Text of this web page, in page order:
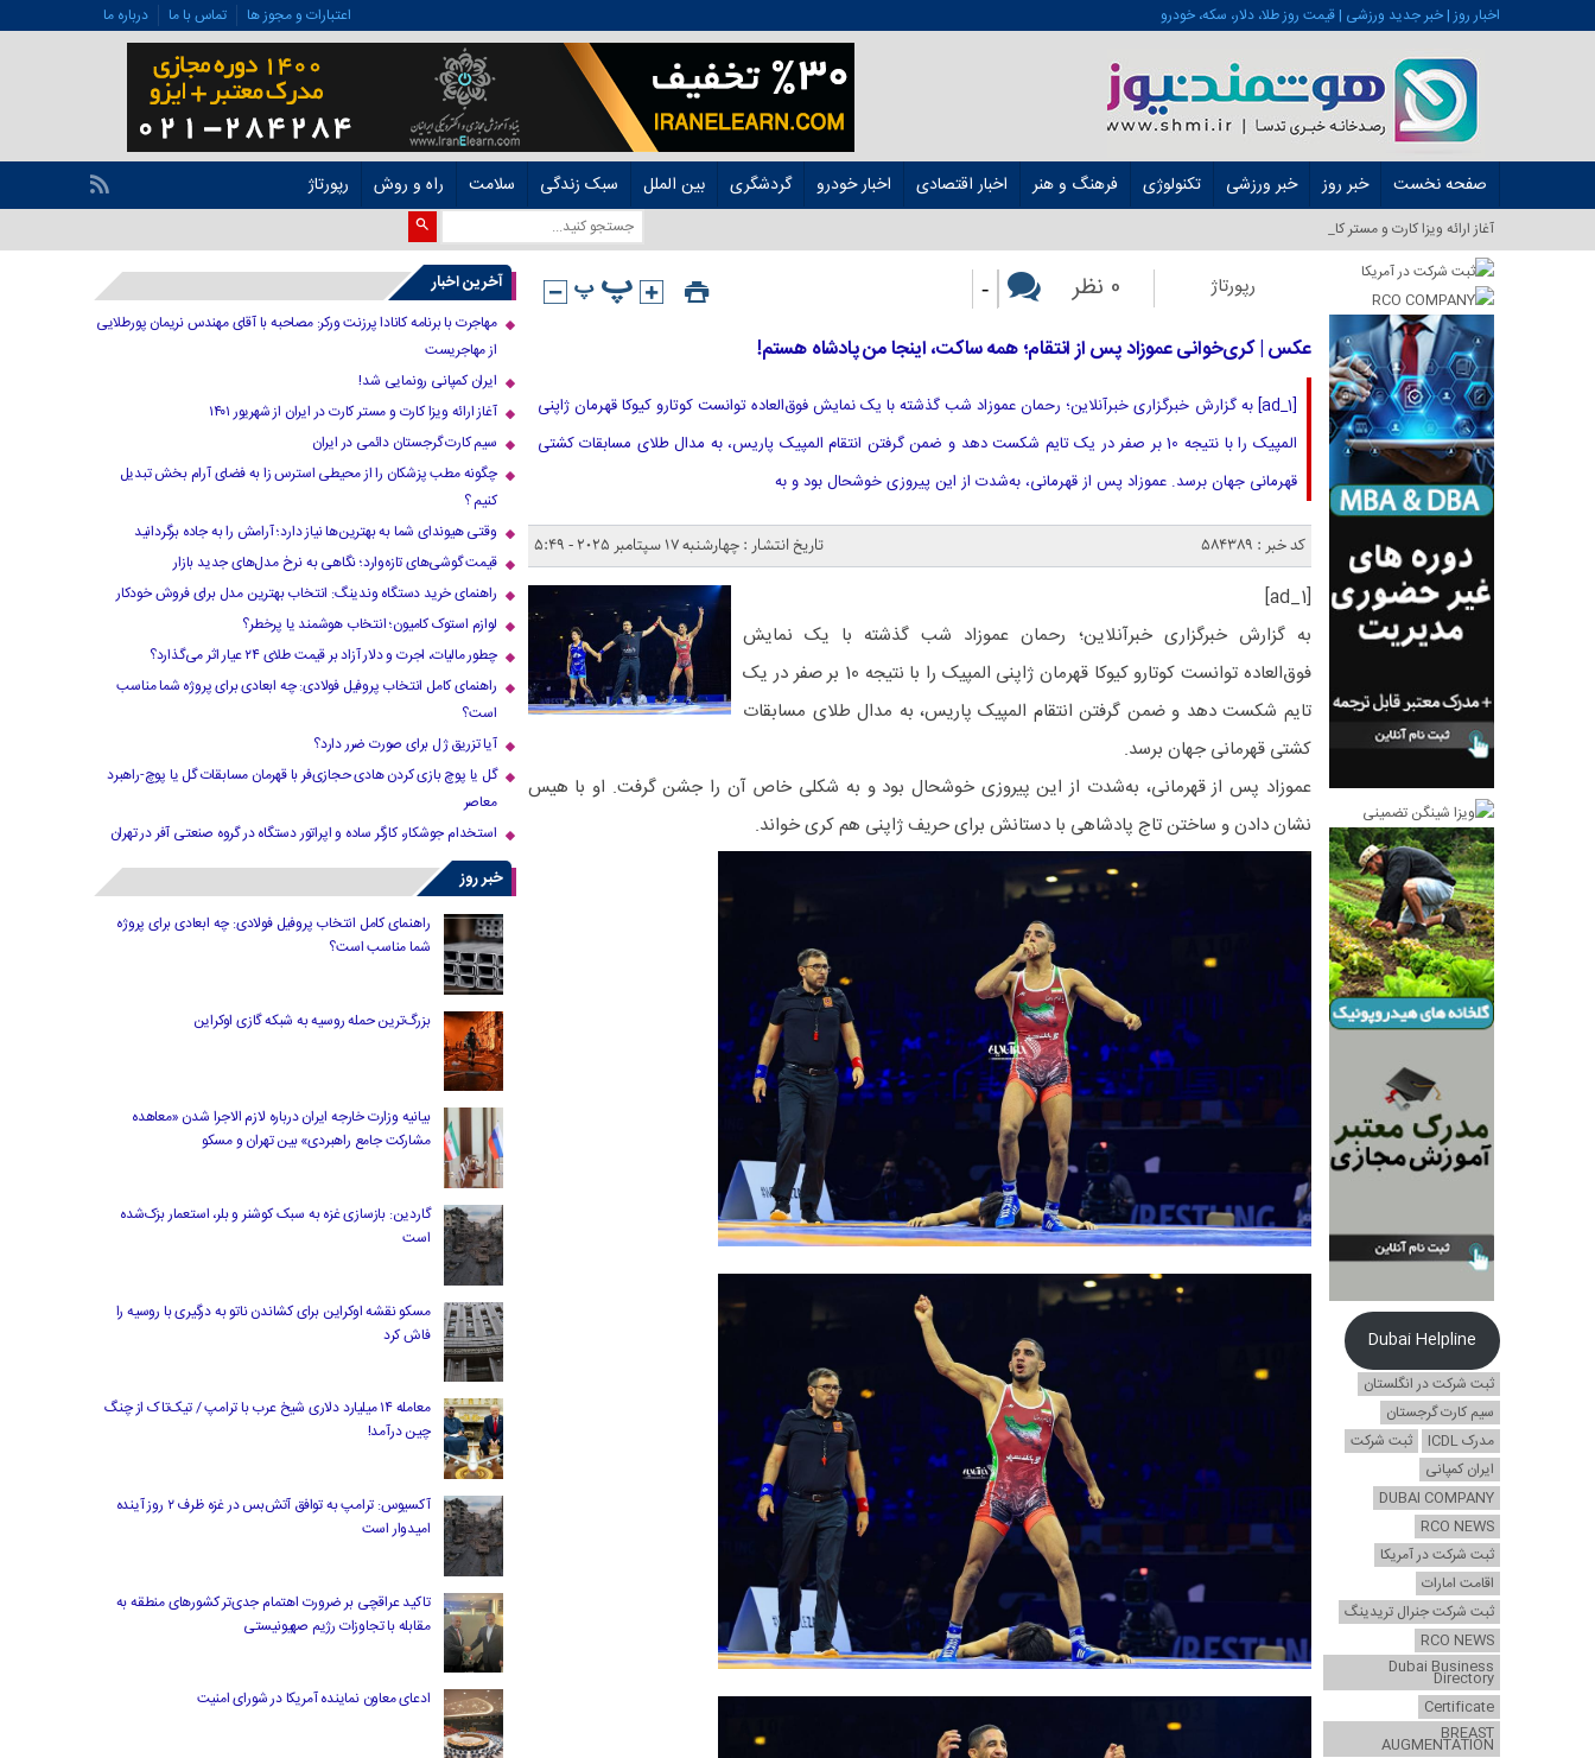
اخبار روز | خبر جدید ورزشی | قیمت روز طلا، دلار، سکه، خودرو اعتبارات و مجوز ها تماس با ما درباره ما
صفحه نخست خبر روز خبر ورزشی تکنولوژی فرهنگ و هنر اخبار اقتصادی اخبار خودرو گردشگری بین الملل سبک زندگی سلامت راه و روش رپورتاژ
آغاز ارائه ویزا کارت و مستر کارت در ایران از شه_
رپورتاژ 0 نظر -
عکس | کری‌خوانی عموزاد پس از انتقام؛ همه ساکت، اینجا من پادشاه هستم!
[ad_1] به گزارش خبرگزاری خبرآنلاین؛ رحمان عموزاد شب گذشته با یک نمایش فوق‌العاده توانست کوتارو کیوکا قهرمان ژاپنی
المپیک را با نتیجه 10 بر صفر در یک تایم شکست دهد و ضمن گرفتن انتقام المپیک پاریس، به مدال طلای مسابقات کشتی
قهرمانی جهان برسد. عموزاد پس از قهرمانی، به‌شدت از این پیروزی خوشحال بود و به
کد خبر : 584389 تاریخ انتشار : چهارشنبه 17 سپتامبر 2025 - 5:49
[ad_1]
به گزارش خبرگزاری خبرآنلاین؛ رحمان عموزاد شب گذشته با یک نمایش
فوق‌العاده توانست کوتارو کیوکا قهرمان ژاپنی المپیک را با نتیجه 10 بر صفر در یک
تایم شکست دهد و ضمن گرفتن انتقام المپیک پاریس، به مدال طلای مسابقات
کشتی قهرمانی جهان برسد.
عموزاد پس از قهرمانی، به‌شدت از این پیروزی خوشحال بود و به شکلی خاص آن را جشن گرفت. او با هیس
نشان دادن و ساختن تاج پادشاهی با دستانش برای حریف ژاپنی هم کری خواند.
Dubai Helpline
ثبت شرکت در انگلستان
سیم کارت گرجستان
مدرک ICDL
ثبت شرکت
ایران کمپانی
DUBAI COMPANY
RCO NEWS
ثبت شرکت در آمریکا
اقامت امارات
ثبت شرکت جنرال تریدینگ
RCO NEWS
Dubai Business
Directory
Certificate
BREAST
AUGMENTATION
آخرین اخبار
مهاجرت با برنامه کانادا پرزنت ورکر: مصاحبه با آقای مهندس نریمان پورطلایی
از مهاجریست
ایران کمپانی رونمایی شد!
آغاز ارائه ویزا کارت و مستر کارت در ایران از شهریور ۱۴۰۱
سیم کارت گرجستان دائمی در ایران
چگونه مطب پزشکان را از محیطی استرس زا به فضای آرام بخش تبدیل
کنیم ؟
وقتی هیوندای شما به بهترین‌ها نیاز دارد؛ آرامش را به جاده برگردانید
قیمت گوشی‌های تازه‌وارد؛ نگاهی به نرخ مدل‌های جدید بازار
راهنمای خرید دستگاه وندینگ: انتخاب بهترین مدل برای فروش خودکار
لوازم استوک کامیون؛ انتخاب هوشمند یا پرخطر؟
چطور مالیات، اجرت و دلار آزاد بر قیمت طلای ۲۴ عیار اثر می‌گذارد؟
راهنمای کامل انتخاب پروفیل فولادی: چه ابعادی برای پروژه شما مناسب
است؟
آیا تزریق ژل برای صورت ضرر دارد​؟
گل یا پوچ بازی کردن هادی حجازی‌فر با قهرمان مسابقات گل یا پوچ-راهبرد
معاصر
استخدام جوشکار، کارگر ساده و اپراتور دستگاه در گروه صنعتی آفر در تهران
خبر روز
راهنمای کامل انتخاب پروفیل فولادی: چه ابعادی برای پروژه
شما مناسب است؟
بزرگ‌ترین حمله روسیه به شبکه گازی اوکراین
بیانیه وزارت خارجه ایران درباره لازم‌ الاجرا شدن «معاهده
مشارکت جامع راهبردی» بین تهران و مسکو
گاردین: بازسازی غزه به سبک کوشنر و بلر، استعمار بزک‌شده
است
مسکو نقشه اوکراین برای کشاندن ناتو به درگیری با روسیه را
فاش کرد
معامله ۱۴ میلیارد دلاری شیخ عرب با ترامپ / تیک‌تاک از چنگ
چین درآمد!
آکسیوس: ترامپ به توافق آتش‌بس در غزه ظرف ۲ روز آینده
امیدوار است
تاکید عراقچی بر ضرورت اهتمام جدی‌تر کشورهای منطقه به
مقابله با تجاوزات رژیم صهیونیستی
ادعای معاون نماینده آمریکا در شورای امنیت